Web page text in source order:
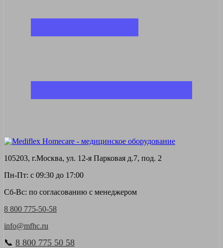
105203, г.Москва, ул. 12-я Парковая д.7, под. 2
Пн-Пт: с 09:30 до 17:00
Сб-Вс: по согласованию с менеджером
8 800 775-50-58
info@mfhc.ru
📞 8 800 775 50 58